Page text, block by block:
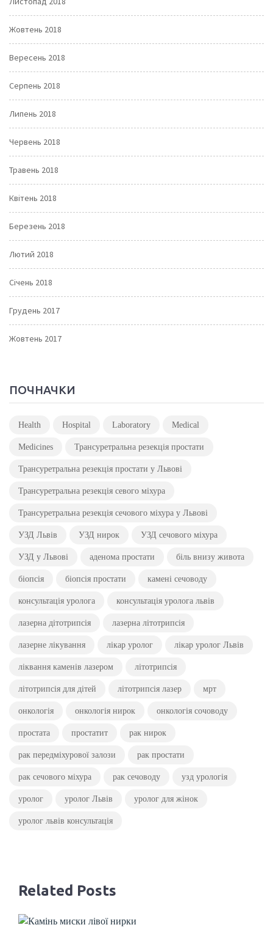
Жовтень 2018
Вересень 2018
Серпень 2018
Липень 2018
Червень 2018
Травень 2018
Квітень 2018
Березень 2018
Лютий 2018
Січень 2018
Грудень 2017
Жовтень 2017
ПОЧНАЧКИ
Health Hospital Laboratory Medical
Medicines Трансуретральна резекція простати
Трансуретральна резекція простати у Львові
Трансуретральна резекція севого міхура
Трансуретральна резекція сечового міхура у Львові
УЗД Львів УЗД нирок УЗД сечового міхура
УЗД у Львові аденома простати біль внизу живота
біопсія біопсія простати камені сечоводу
консультація уролога консультація уролога львів
лазерна дітотрипсія лазерна літотрипсія
лазерне лікування лікар уролог лікар уролог Львів
ліквання каменів лазером літотрипсія
літотрипсія для дітей літотрипсія лазер мрт
онкологія онкологія нирок онкологія сочоводу
простата простатит рак нирок
рак передміхурової залози рак простати
рак сечового міхура рак сечоводу узд урологія
уролог уролог Львів уролог для жінок
уролог львів консультація
Related Posts